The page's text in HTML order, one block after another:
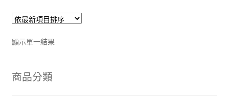
顯示單一結果
商品分類